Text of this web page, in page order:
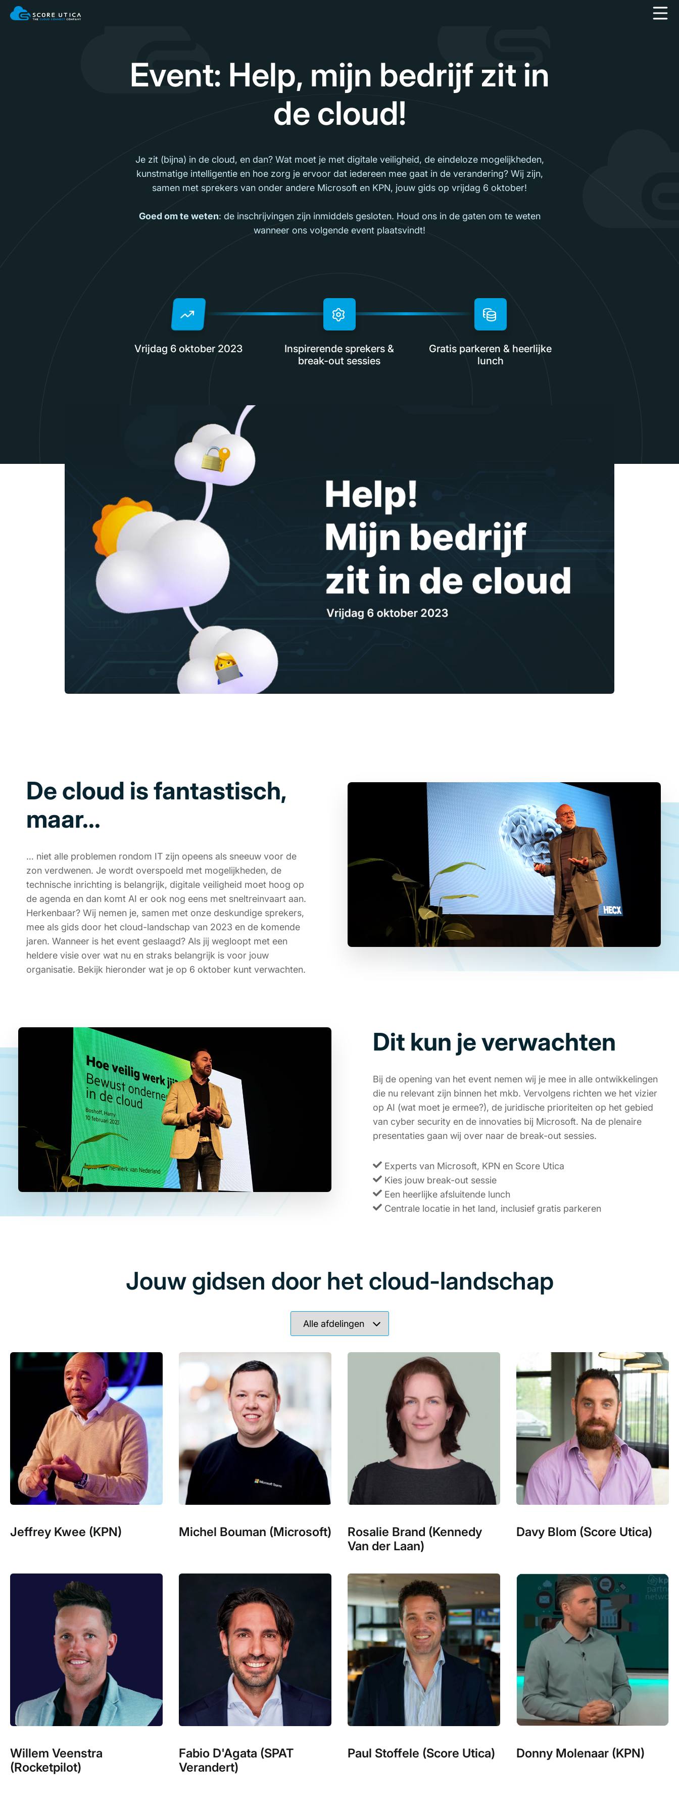
Event: Help, mijn bedrijf zit in
de cloud!
Je zit (bijna) in de cloud, en dan? Wat moet je met digitale veiligheid, de eindeloze mogelijkheden,
kunstmatige intelligentie en hoe zorg je ervoor dat iedereen mee gaat in de verandering? Wij zijn,
samen met sprekers van onder andere Microsoft en KPN, jouw gids op vrijdag 6 oktober!
Goed om te weten: de inschrijvingen zijn inmiddels gesloten. Houd ons in de gaten om te weten
wanneer ons volgende event plaatsvindt!
Vrijdag 6 oktober 2023
Inspirerende sprekers &
break-out sessies
Gratis parkeren & heerlijke
lunch
De cloud is fantastisch,
maar...
… niet alle problemen rondom IT zijn opeens als sneeuw voor de
zon verdwenen. Je wordt overspoeld met mogelijkheden, de
technische inrichting is belangrijk, digitale veiligheid moet hoog op
de agenda en dan komt AI er ook nog eens met sneltreinvaart aan.
Herkenbaar? Wij nemen je, samen met onze deskundige sprekers,
mee als gids door het cloud-landschap van 2023 en de komende
jaren. Wanneer is het event geslaagd? Als jij wegloopt met een
heldere visie over wat nu en straks belangrijk is voor jouw
organisatie. Bekijk hieronder wat je op 6 oktober kunt verwachten.
Dit kun je verwachten
Bij de opening van het event nemen wij je mee in alle ontwikkelingen
die nu relevant zijn binnen het mkb. Vervolgens richten we het vizier
op AI (wat moet je ermee?), de juridische prioriteiten op het gebied
van cyber security en de innovaties bij Microsoft. Na de plenaire
presentaties gaan wij over naar de break-out sessies.
Experts van Microsoft, KPN en Score Utica
Kies jouw break-out sessie
Een heerlijke afsluitende lunch
Centrale locatie in het land, inclusief gratis parkeren
Jouw gidsen door het cloud-landschap
Jeffrey Kwee (KPN) Michel Bouman (Microsoft)
Rosalie Brand (Kennedy
Van der Laan)
Davy Blom (Score Utica)
Willem Veenstra
(Rocketpilot)
Fabio D'Agata (SPAT
Verandert)
Paul Stoffele (Score Utica) Donny Molenaar (KPN)